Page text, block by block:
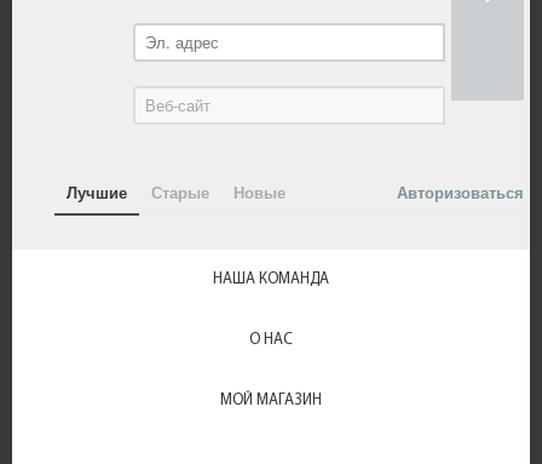
Лучшие Старые Новые Авторизоваться
НАША КОМАНДА
О НАС
МОЙ МАГАЗИН